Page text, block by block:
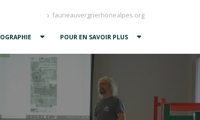
fauneauvergnerhonealpes.org
POUR EN SAVOIR PLUS